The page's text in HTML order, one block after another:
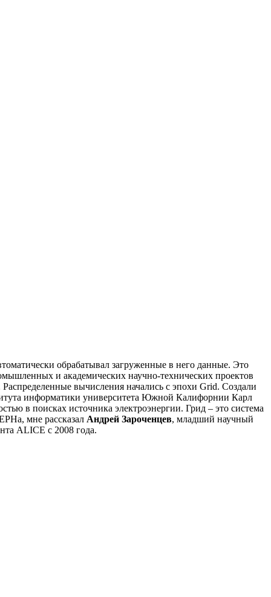
обрабатывал загруженные в него данные. Это
и академических научно-технических проектов
вычисления начались с эпохи Grid. Создали
информатики университета Южной Калифорнии Карл
в поисках источника электроэнергии. Грид – это система
мне рассказал Андрей Зароченцев, младший научный
ALICE с 2008 года.